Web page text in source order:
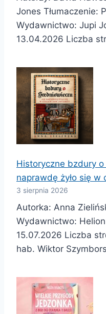
Jones Tłumaczenie:
Wydawnictwo: Jupi
13.04.2026 Liczba
Historyczne bzdury
naprawdę żyło się w
3 sierpnia 2026
Autorka: Anna
Wydawnictwo:
15.07.2026 Liczba
hab. Wiktor